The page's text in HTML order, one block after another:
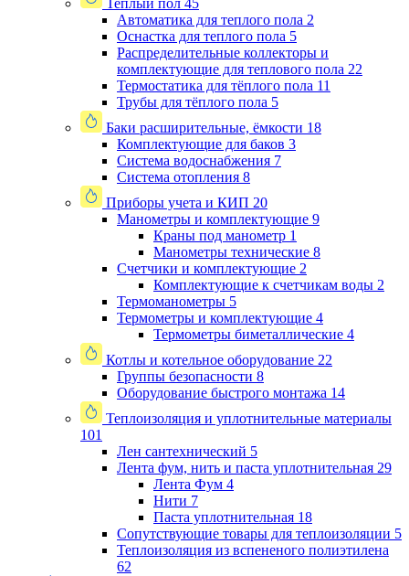
Теплый пол 45
Автоматика для теплого пола 2
Оснастка для теплого пола 5
Распределительные коллекторы и
комплектующие для теплового пола 22
Термостатика для тёплого пола 11
Трубы для тёплого пола 5
Баки расширительные, ёмкости 18
Комплектующие для баков 3
Система водоснабжения 7
Система отопления 8
Приборы учета и КИП 20
Манометры и комплектующие 9
Краны под манометр 1
Манометры технические 8
Счетчики и комплектующие 2
Комплектующие к счетчикам воды 2
Термоманометры 5
Термометры и комплектующие 4
Термометры биметаллические 4
Котлы и котельное оборудование 22
Группы безопасности 8
Оборудование быстрого монтажа 14
Теплоизоляция и уплотнительные материалы
101
Лен сантехнический 5
Лента фум, нить и паста уплотнительная 29
Лента Фум 4
Нити 7
Паста уплотнительная 18
Сопутствующие товары для теплоизоляции 5
Теплоизоляция из вспененого полиэтилена
62